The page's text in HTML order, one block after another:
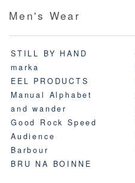
Men's Wear
STILL BY HAND
marka
EEL PRODUCTS
Manual Alphabet
and wander
Good Rock Speed
Audience
Barbour
BRU NA BOINNE